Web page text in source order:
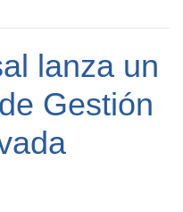
lanza un
Gestión